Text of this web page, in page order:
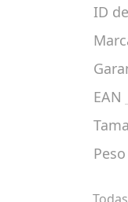
ID
EAN